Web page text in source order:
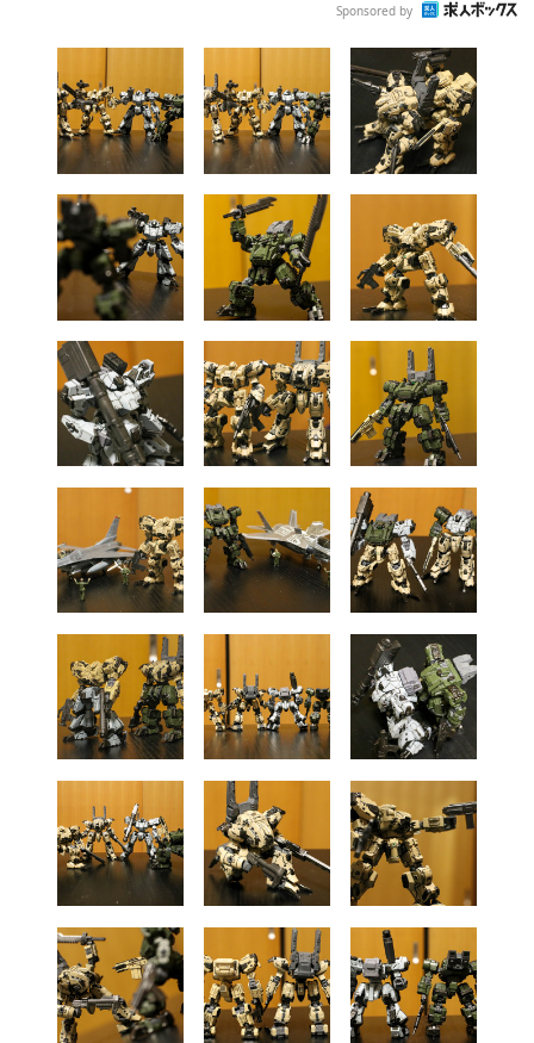
Sponsored by